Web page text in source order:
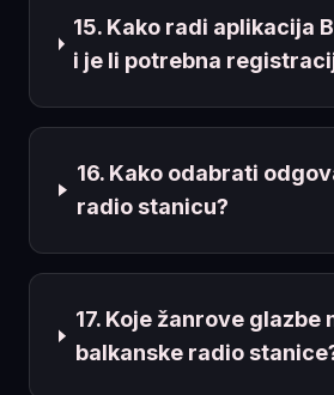
15. Kako radi aplikacija
i je li potrebna
16. Kako odabrati
radio stanicu?
17. Koje žanrove glazbe
balkanske radio